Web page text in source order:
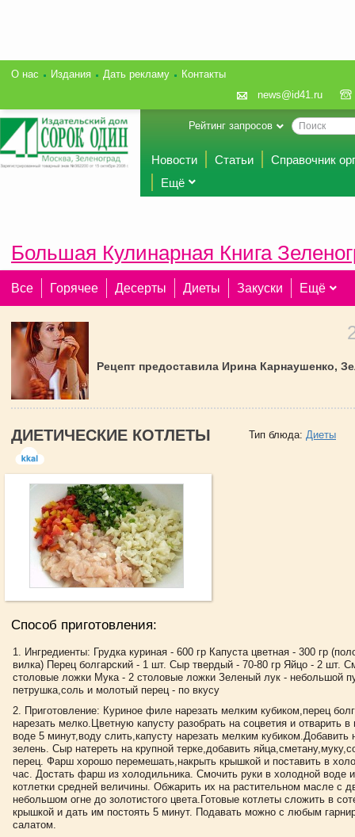
О нас Издания Дать рекламу
Контакты
news@id41.ru
Рейтинг запросов
Новости Статьи
Справочник
Ещё
Большая Кулинарная Книга
Все Горячее Десерты Диеты Закуски Ещё
Рецепт предоставила Ирина Карнаушенко,
Тип блюда: Диеты
ДИЕТИЧЕСКИЕ КОТЛЕТЫ
Способ приготовления:
Ингредиенты: Грудка куриная - 600 гр Капуста цветная - 300 гр
вилка) Перец болгарский - 1 шт. Сыр твердый - 70-80 гр Яйцо - 2 шт.
столовые ложки Мука - 2 столовые ложки Зеленый лук - небольшой
петрушка,соль и молотый перец - по вкусу
Приготовление: Куриное филе нарезать мелким кубиком,перец
нарезать мелко.Цветную капусту разобрать на соцветия и отварить в
воде 5 минут,воду слить,капусту нарезать мелким кубиком.Добавить
зелень. Сыр натереть на крупной терке,добавить
перец. Фарш хорошо перемешать,накрыть крышкой и поставить в
час. Достать фарш из холодильника. Смочить руки в холодной воде
котлетки средней величины. Обжарить их на растительном масле с
небольшом огне до золотистого цвета.Готовые котлеты сложить в
крышкой и дать им постоять 5 минут. Подавать можно с любым
салатом.